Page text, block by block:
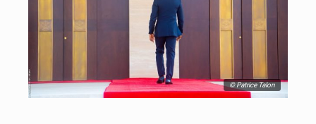
© Patrice Talon